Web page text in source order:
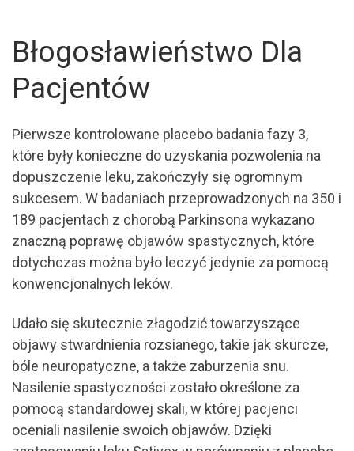
Błogosławieństwo Dla
Pacjentów
Pierwsze kontrolowane placebo badania fazy 3,
które były konieczne do uzyskania pozwolenia na
dopuszczenie leku, zakończyły się ogromnym
sukcesem. W badaniach przeprowadzonych na 350 i
189 pacjentach z chorobą Parkinsona wykazano
znaczną poprawę objawów spastycznych, które
dotychczas można było leczyć jedynie za pomocą
konwencjonalnych leków.
Udało się skutecznie złagodzić towarzyszące
objawy stwardnienia rozsianego, takie jak skurcze,
bóle neuropatyczne, a także zaburzenia snu.
Nasilenie spastyczności zostało określone za
pomocą standardowej skali, w której pacjenci
oceniali nasilenie swoich objawów. Dzięki